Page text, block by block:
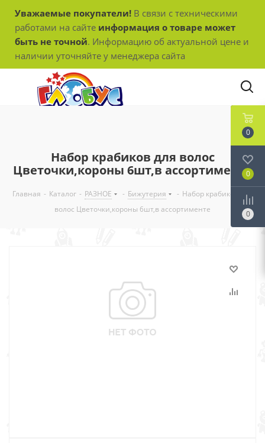
Уважаемые покупатели! В связи с техническими
работами на сайте информация о товаре может
быть не точной. Информацию об актуальной цене и
наличии уточняйте у менеджера сайта
Набор крабиков для волос
Цветочки,короны 6шт,в ассортименте
Главная - Каталог - РАЗНОЕ - Бижутерия - Набор крабиков для
волос Цветочки,короны 6шт,в ассортименте
0
0
0